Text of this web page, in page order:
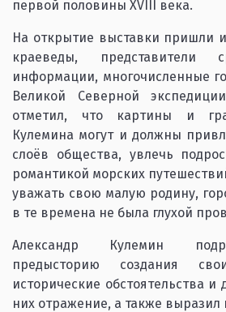
первой половины XVIII века.
На открытие выставки пришли
краеведы, представители
информации, многочисленные
Великой Северной
отметил, что картины и
Кулемина могут и должны
слоёв общества, увлечь
романтикой морских
уважать свою малую родину,
в те времена не была глухой
Александр Кулемин
предысторию создания
исторические обстоятельства
них отражение, а также выразил